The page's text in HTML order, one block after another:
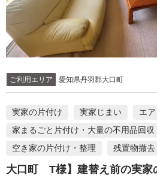
ご利用エリア 愛知県丹羽郡大口町
実家の片付け 実家じまい
エ
家まるごと片付け・大量の不用品回収
空き家の片付け・整理
残置物撤
大口町 T様】建替え前の実家